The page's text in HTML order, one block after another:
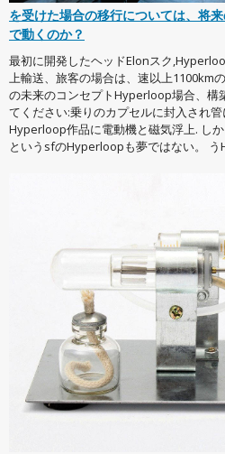
を受けた場合の移行については、将
で動くのか？
最初に開発したヘッドElonスク
上輸送、旅客の場合は、速以上1100km
の未来のコンセプトHyperloop場合、構
てください:乗りのカプセルに封入され管
Hyperloop作品に電動機と磁気浮上. し
というsfのHyperloopも夢ではない。